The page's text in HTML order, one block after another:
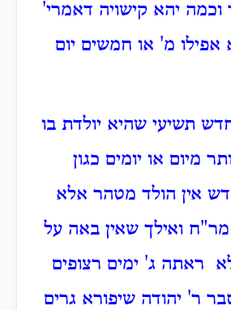
יהא קישויה דאמרי'
מ' או חמשים יום
תשיעי שהיא יולדת בו
מיום או יומים כגון
אין הולד מטהר אלא
ואילך שאין באה על
ראתה ג' ימים רצופים
ר' יהודה שיפורא גרים